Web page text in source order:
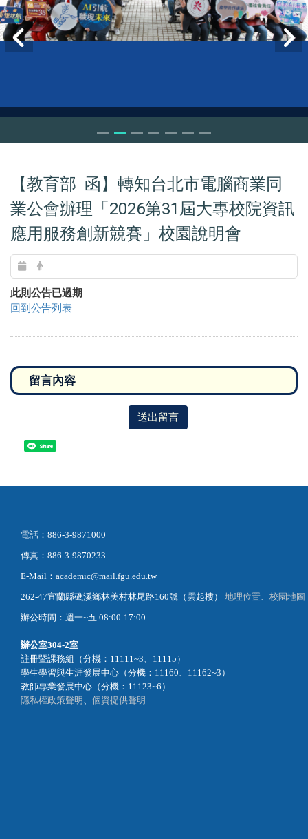
【教育部 函】轉知台北市電腦商業同
業公會辦理「2026第31屆大專校院資訊
應用服務創新競賽」校園說明會
此則公告已過期
回到公告列表
送出留言
Share
電話：886-3-9871000
傳真：886-3-9870233
E-Mail：academic@mail.fgu.edu.tw
262-47宜蘭縣礁溪鄉林美村林尾路160號（雲起樓） 地理位置
校園地圖
辦公時間：週一~五 08:00-17:00
辦公室304-2室
註冊暨課務組（分機：11111~3、11115）
學生學習與生涯發展中心（分機：11160、11162~3）
教師專業發展中心（分機：11123~6）
隱私權政策聲明
個資提供聲明